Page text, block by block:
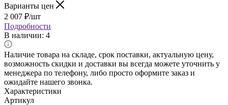
Варианты цен
2 007 ₽/шт
Подробности
В наличии: 4
Наличие товара на складе, срок поставки, актуальную цену,
возможность скидки и доставки вы всегда можете уточнить у
менеджера по телефону, либо просто оформите заказ и
ожидайте нашего звонка.
Характеристики
Артикул